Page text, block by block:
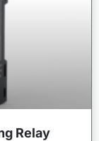
Relay